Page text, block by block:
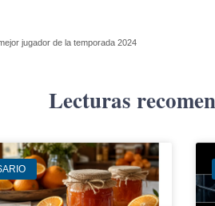
jugador de la temporada 2024
Lecturas